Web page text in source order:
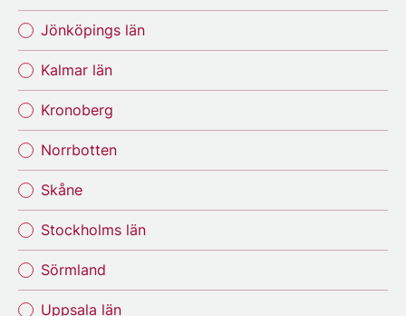
Jönköpings län
Kalmar län
Kronoberg
Norrbotten
Skåne
Stockholms län
Sörmland
Uppsala län